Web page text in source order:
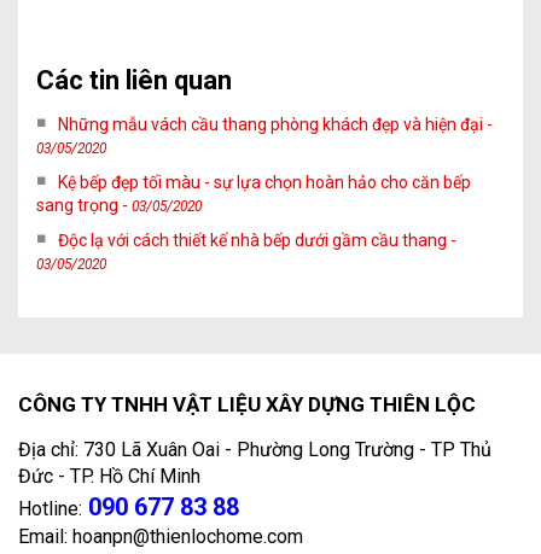
Các tin liên quan
Những mẫu vách cầu thang phòng khách đẹp và hiện đại -
03/05/2020
Kệ bếp đẹp tối màu - sự lựa chọn hoàn hảo cho căn bếp
sang trọng - 03/05/2020
Độc lạ với cách thiết kế nhà bếp dưới gầm cầu thang -
03/05/2020
CÔNG TY TNHH VẬT LIỆU XÂY DỰNG THIÊN LỘC
Địa chỉ: 730 Lã Xuân Oai - Phường Long Trường - TP Thủ
Đức - TP. Hồ Chí Minh
Hotline: 090 677 83 88
Email: hoanpn@thienlochome.com